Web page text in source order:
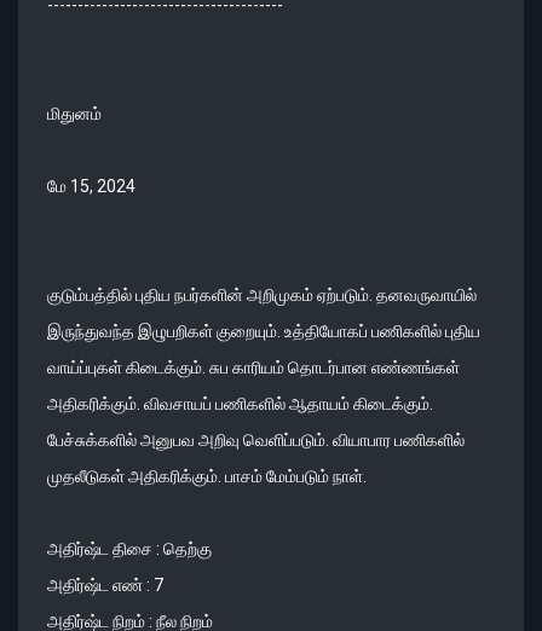
---------------------------------------
மிதுனம்
மே 15, 2024
குடும்பத்தில் புதிய நபர்களின் அறிமுகம் ஏற்படும். தனவருவாயில்
இருந்துவந்த இழுபறிகள் குறையும். உத்தியோகப் பணிகளில் புதிய
வாய்ப்புகள் கிடைக்கும். சுப காரியம் தொடர்பான எண்ணங்கள்
அதிகரிக்கும். விவசாயப் பணிகளில் ஆதாயம் கிடைக்கும்.
பேச்சுக்களில் அனுபவ அறிவு வெளிப்படும். வியாபார பணிகளில்
முதலீடுகள் அதிகரிக்கும். பாசம் மேம்படும் நாள்.
அதிர்ஷ்ட திசை : தெற்கு
அதிர்ஷ்ட எண் : 7
அதிர்ஷ்ட நிறம் : நீல நிறம்